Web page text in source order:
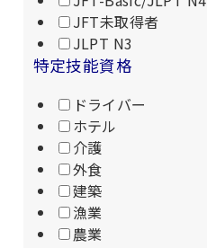
JFT未取得者
JLPT N3
特定技能資格
ドライバー
ホテル
介護
外食
建築
漁業
農業